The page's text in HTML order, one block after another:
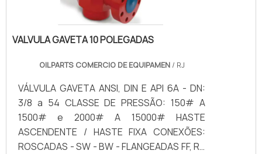
VALVULA GAVETA 10 POLEGADAS
OILPARTS COMERCIO DE EQUIPAMEN/ RJ
VÁLVULA GAVETA ANSI, DIN E API 6A - DN:
3/8 a 54 CLASSE DE PRESSÃO: 150# A
1500# e 2000# A 15000# HASTE
ASCENDENTE / HASTE FIXA CONEXÕES:
ROSCADAS - SW - BW - FLANGEADAS FF, RF,